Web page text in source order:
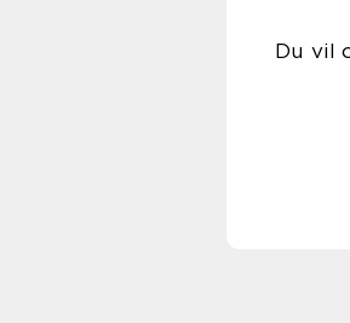
Du vil